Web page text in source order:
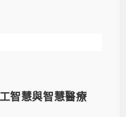
智慧與智慧醫療